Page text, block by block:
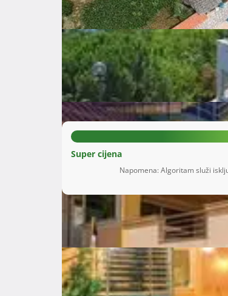
Šifra oglasa: 62004655
Veprinac
Primorsko-goranska
1.400.000 €
Super cijena
Napomena: Algoritam služi
Opis
POVOLJNO I HITNO! SNIŽENO SA  1.600.000,00 € NA 1.400.000,00 €
( 1.400 € m2)
Prodaje se apartmanska kuća,